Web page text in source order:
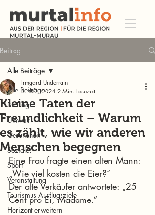
Beitrag
Alle Beiträge
Bildung
Umwelt
Gesundheit
Soziales
Sport
Veranstaltung
Tourismus Ausflugsziele
Horizont erweitern
Alle Beiträge
Kleine Taten der
Freundlichkeit – Warum
es zählt, wie wir anderen
Menschen begegnen
Irmgard Underrain
3. Okt. 2024 2 Min. Lesezeit
Eine Frau fragte einen alten Mann:
„Wie viel kosten die Eier?“
Der alte Verkäufer antwortete: „25
Cent pro Ei, Madame.“